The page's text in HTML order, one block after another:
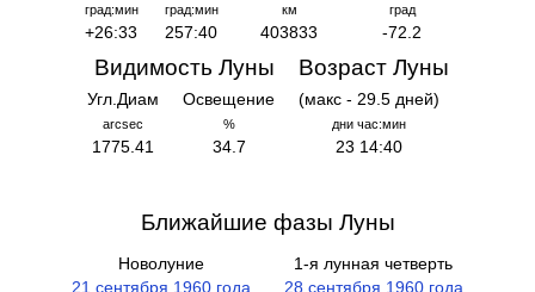
град:мин
+26:33
град:мин
257:40
км
403833
град
-72.2
Видимость Луны
Угл.Диам
arcsec
1775.41
Освещение
%
34.7
Возраст Луны
(макс - 29.5 дней)
дни час:мин
23 14:40
Ближайшие фазы Луны
Новолуние
21 сентября 1960 года
1-я лунная четверть
28 сентября 1960 года